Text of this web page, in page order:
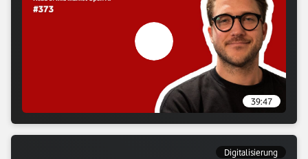
Verlasse Vodafone Webseite: Zum
39:47
Digitalisierung